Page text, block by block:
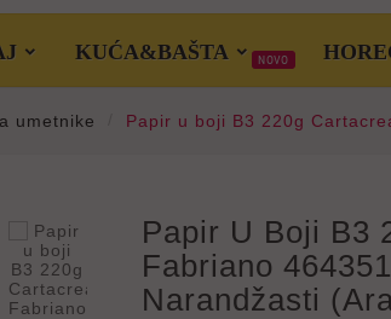
KUĆA&BAŠTA NOVO
umetnike Papir u boji B3 220g
Papir U Boji B3
Fabriano
Narandžasti